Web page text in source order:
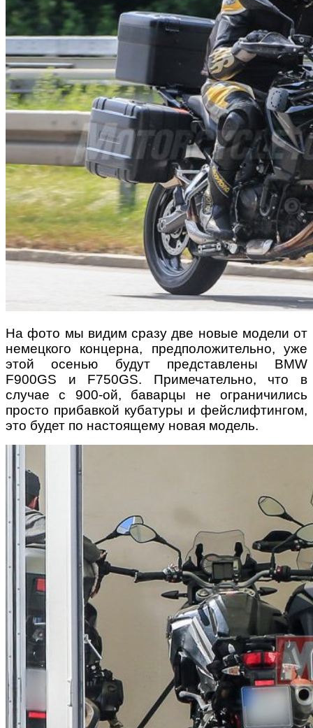
На фото мы видим сразу две новые модели от
немецкого концерна, предположительно, уже
этой осенью будут представлены BMW
F900GS и F750GS. Примечательно, что в
случае с 900-ой, баварцы не ограничились
просто прибавкой кубатуры и фейслифтингом,
это будет по настоящему новая модель.